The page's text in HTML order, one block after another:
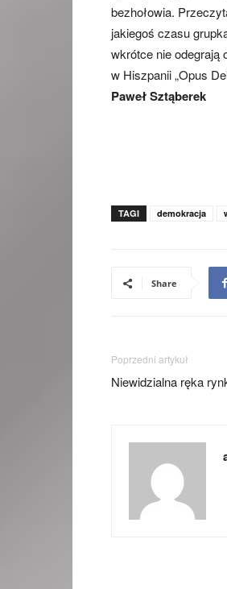
bezhołowia.
jakiegoś czasu
wkrótce nie odegrają
w Hiszpanii „Opus
Paweł Sztąberek
TAGI demokracja
Share
Poprzedni artykuł
Niewidzialna ręka